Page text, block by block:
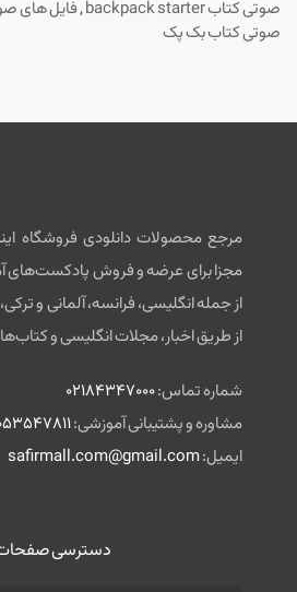
صوتی کتاب backpack starter
,فایل های
صوتی کتاب بک پک
مرجع محصولات دانلودی فروشگاه
مجزا برای عرضه و فروش پادکست‌های
از جمله انگلیسی، فرانسه، آلمانی و
از طریق اخبار، مجلات انگلیسی و
شماره تماس:02184347000
مشاوره و پشتیبانی آموزشی:
ایمیل:safirmall.com@gmail.com
دسترسی